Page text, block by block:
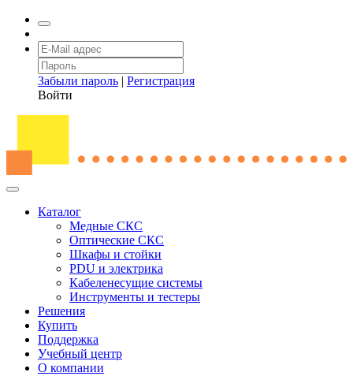
Забыли пароль | Регистрация
Войти
Каталог
Медные СКС
Оптические СКС
Шкафы и стойки
PDU и электрика
Кабеленесущие системы
Инструменты и тестеры
Решения
Купить
Поддержка
Учебный центр
О компании